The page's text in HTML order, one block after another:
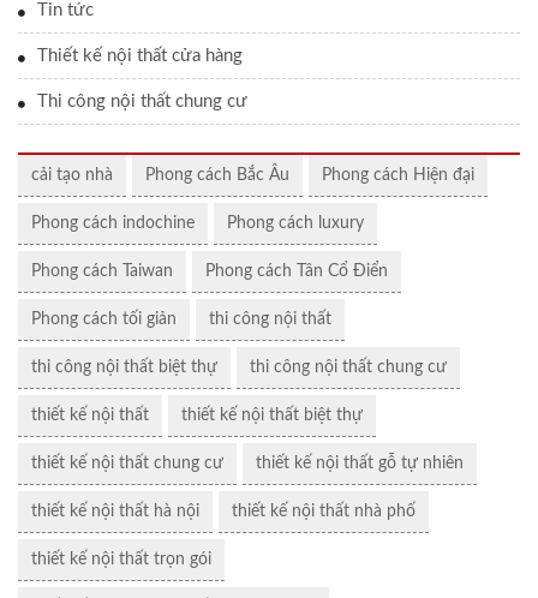
Tin tức
Thiết kế nội thất cửa hàng
Thi công nội thất chung cư
cải tạo nhà Phong cách Bắc Âu Phong cách Hiện đại
Phong cách indochine Phong cách luxury
Phong cách Taiwan Phong cách Tân Cổ Điển
Phong cách tối giản thi công nội thất
thi công nội thất biệt thự thi công nội thất chung cư
thiết kế nội thất thiết kế nội thất biệt thự
thiết kế nội thất chung cư thiết kế nội thất gỗ tự nhiên
thiết kế nội thất hà nội thiết kế nội thất nhà phố
thiết kế nội thất trọn gói